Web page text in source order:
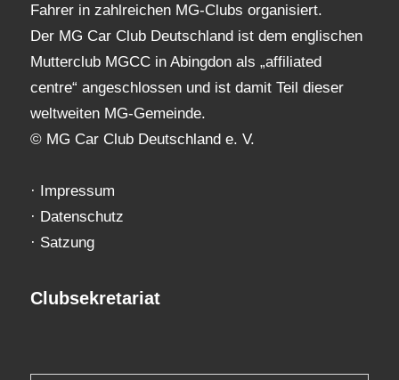
Fahrer in zahlreichen MG-Clubs organisiert.
Der MG Car Club Deutschland ist dem englischen
Mutterclub MGCC in Abingdon als „affiliated
centre“ angeschlossen und ist damit Teil dieser
weltweiten MG-Gemeinde.
© MG Car Club Deutschland e. V.
· Impressum
· Datenschutz
· Satzung
Clubsekretariat